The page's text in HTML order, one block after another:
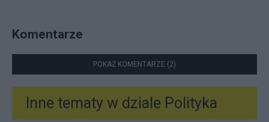
Komentarze
POKAŻ KOMENTARZE (2)
Inne tematy w dziale Polityka